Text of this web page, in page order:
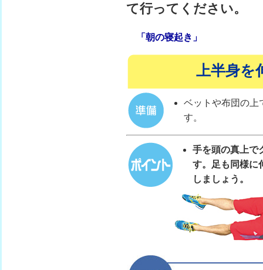
て行ってください。
「朝の寝起き」
上半身を
ベットや布団の上
す。
手を頭の真上で
す。足も同様に
しましょう。